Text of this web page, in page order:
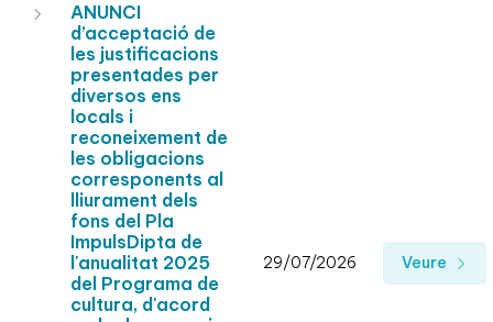
ANUNCI
d’acceptació de
les justificacions
presentades per
diversos ens
locals i
reconeixement de
les obligacions
corresponents al
lliurament dels
fons del Pla
ImpulsDipta de
l'anualitat 2025
del Programa de
cultura, d'acord
29/07/2026 Veure